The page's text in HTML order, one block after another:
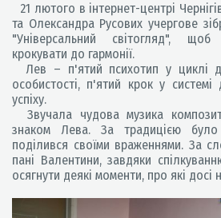
21 лютого в інтернет-центрі
та Олександра Русових учергове
"Універсальний світогляд",
крокувати до гармонії.
Лев – п'ятий психотип у циклі
особистості, п'ятий крок у
успіху.
Звучала чудова музика
знаком Лева. За традицією
поділився своїми враженнями. За
пані Валентини, завдяки
осягнути деякі моменти, про які досі